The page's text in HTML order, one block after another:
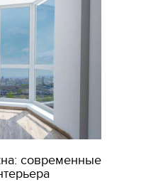
современные